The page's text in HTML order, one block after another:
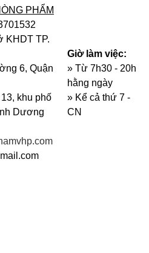
PHẨM
KHDT TP.
6, Quận
khu phố
Dương
Giờ làm việc:
» Từ 7h30 - 20h
hằng ngày
» Kể cả thứ 7 -
CN